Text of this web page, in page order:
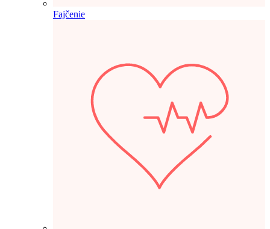
Fajčenie